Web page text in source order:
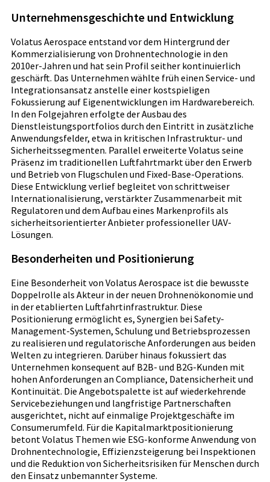
Unternehmensgeschichte und Entwicklung
Volatus Aerospace entstand vor dem Hintergrund der
Kommerzialisierung von Drohnentechnologie in den
2010er-Jahren und hat sein Profil seither kontinuierlich
geschärft. Das Unternehmen wählte früh einen Service- und
Integrationsansatz anstelle einer kostspieligen
Fokussierung auf Eigenentwicklungen im Hardwarebereich.
In den Folgejahren erfolgte der Ausbau des
Dienstleistungsportfolios durch den Eintritt in zusätzliche
Anwendungsfelder, etwa in kritischen Infrastruktur- und
Sicherheitssegmenten. Parallel erweiterte Volatus seine
Präsenz im traditionellen Luftfahrtmarkt über den Erwerb
und Betrieb von Flugschulen und Fixed-Base-Operations.
Diese Entwicklung verlief begleitet von schrittweiser
Internationalisierung, verstärkter Zusammenarbeit mit
Regulatoren und dem Aufbau eines Markenprofils als
sicherheitsorientierter Anbieter professioneller UAV-
Lösungen.
Besonderheiten und Positionierung
Eine Besonderheit von Volatus Aerospace ist die bewusste
Doppelrolle als Akteur in der neuen Drohnenökonomie und
in der etablierten Luftfahrtinfrastruktur. Diese
Positionierung ermöglicht es, Synergien bei Safety-
Management-Systemen, Schulung und Betriebsprozessen
zu realisieren und regulatorische Anforderungen aus beiden
Welten zu integrieren. Darüber hinaus fokussiert das
Unternehmen konsequent auf B2B- und B2G-Kunden mit
hohen Anforderungen an Compliance, Datensicherheit und
Kontinuität. Die Angebotspalette ist auf wiederkehrende
Servicebeziehungen und langfristige Partnerschaften
ausgerichtet, nicht auf einmalige Projektgeschäfte im
Consumerumfeld. Für die Kapitalmarktpositionierung
betont Volatus Themen wie ESG-konforme Anwendung von
Drohnentechnologie, Effizienzsteigerung bei Inspektionen
und die Reduktion von Sicherheitsrisiken für Menschen durch
den Einsatz unbemannter Systeme.